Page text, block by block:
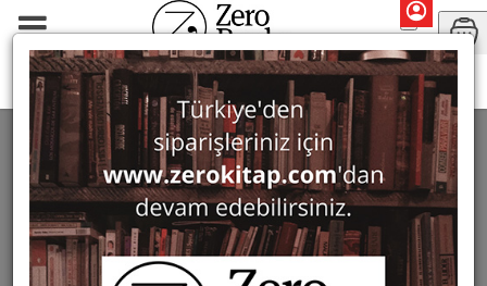
Periodicals Adalya
ADALYA 28 ürün bulundu
Filter Show Only in Stock